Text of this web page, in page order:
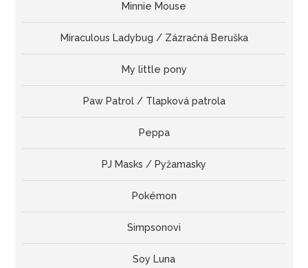
Minnie Mouse
Miraculous Ladybug / Zázračná Beruška
My little pony
Paw Patrol / Tlapková patrola
Peppa
PJ Masks / Pyžamasky
Pokémon
Simpsonovi
Soy Luna